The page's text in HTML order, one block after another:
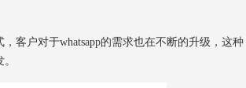
客户对于whatsapp的需求也在不断的升级，这种